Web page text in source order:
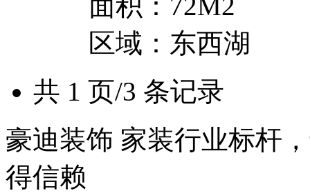
面积：72M2
区域：东西湖
共 1 页/3 条记录
豪迪装饰 家装行业标杆
得信赖